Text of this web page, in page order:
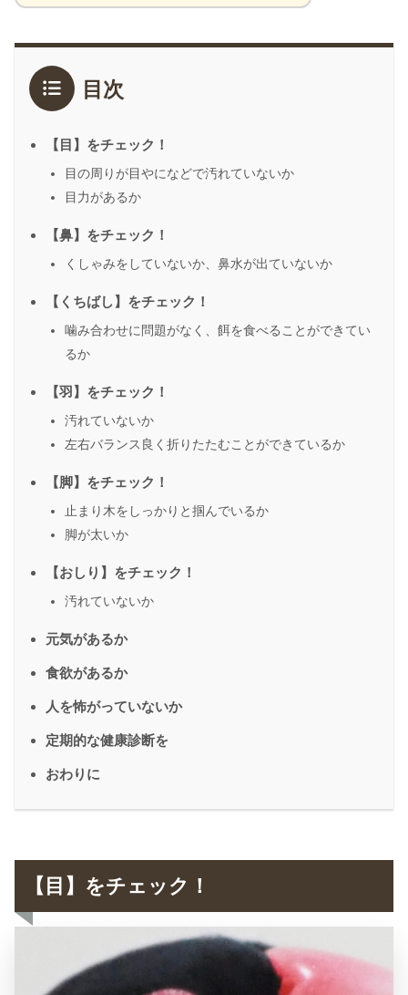
目次
【目】をチェック！
目の周りが目やになどで汚れていないか
目力があるか
【鼻】をチェック！
くしゃみをしていないか、鼻水が出ていないか
【くちばし】をチェック！
噛み合わせに問題がなく、餌を食べることができてい
るか
【羽】をチェック！
汚れていないか
左右バランス良く折りたたむことができているか
【脚】をチェック！
止まり木をしっかりと掴んでいるか
脚が太いか
【おしり】をチェック！
汚れていないか
元気があるか
食欲があるか
人を怖がっていないか
定期的な健康診断を
おわりに
【目】をチェック！